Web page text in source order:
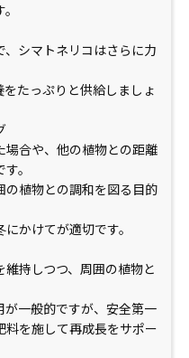
シマトネリコはさらに力
たっぷりと供給しましょ
場合や、他の植物との距離
。
の植物との調和を図る目的
かけてが適切です。
持しつつ、周囲の植物と
一般的ですが、安全第一
を施して再成長をサポー